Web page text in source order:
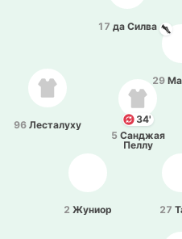
27
2 Жуниор
34'
5 Са­нджая
Пеллу
96 Ле­ста­лу­ху
29
17 да Силва